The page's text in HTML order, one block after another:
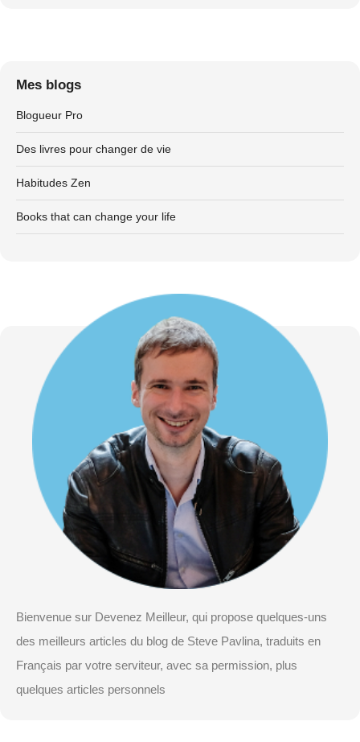
Mes blogs
Blogueur Pro
Des livres pour changer de vie
Habitudes Zen
Books that can change your life
Bienvenue sur Devenez Meilleur, qui propose quelques-uns
des meilleurs articles du blog de Steve Pavlina, traduits en
Français par votre serviteur, avec sa permission, plus
quelques articles personnels